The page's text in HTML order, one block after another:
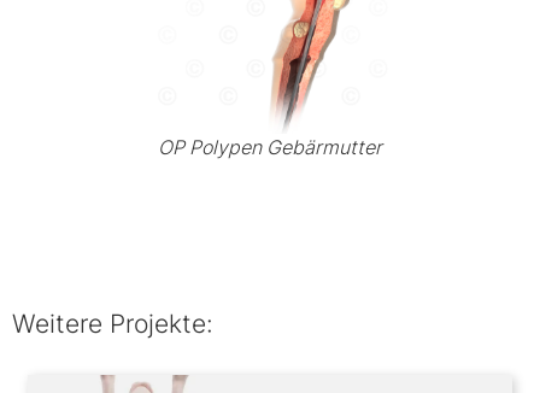
OP Polypen Gebärmutter
Weitere Projekte: